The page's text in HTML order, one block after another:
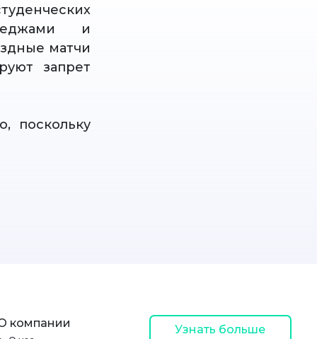
и
матчи
запрет
поскольку
компании Узнать больше